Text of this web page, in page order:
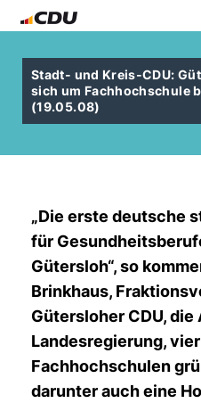
Stadt- und Kreis-CDU:
sich um Fachhochschule
(19.05.08)
Die erste deutsche
für
Gütersloh“, so
Brinkhaus,
Gütersloher CDU,
Landesregierung,
Fachhochschulen
darunter auch eine